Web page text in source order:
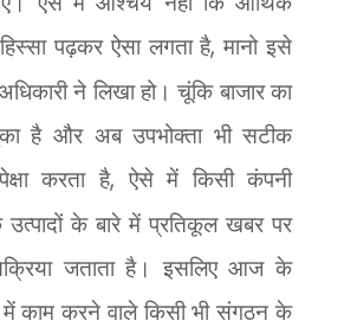
पढ़कर ऐसा लगता है,मानो इसे
ने लिखा हो। चूंकि बाजार का
है और अब उपभोक्ता भी सटीक
करता है, ऐसे में किसी कंपनी
के बारे में प्रतिकूल खबर पर
जताता है। इसलिए आज के
में काम करने वाले किसी भी संगठन के